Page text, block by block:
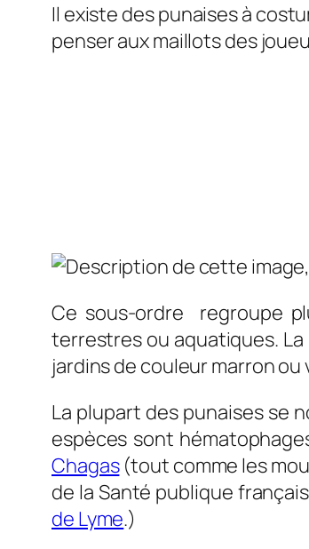
Il existe des punaises à
penser aux maillots des
Ce sous-ordre regroupe
terrestres ou aquatiques.
jardins de couleur marron ou
La plupart des punaises se
espèces sont
Chagas(tout comme les
de la Santé publique
de Lyme.)